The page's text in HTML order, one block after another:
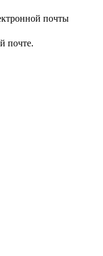
почты
почте.